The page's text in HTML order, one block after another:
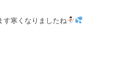
す寒くなりましたね